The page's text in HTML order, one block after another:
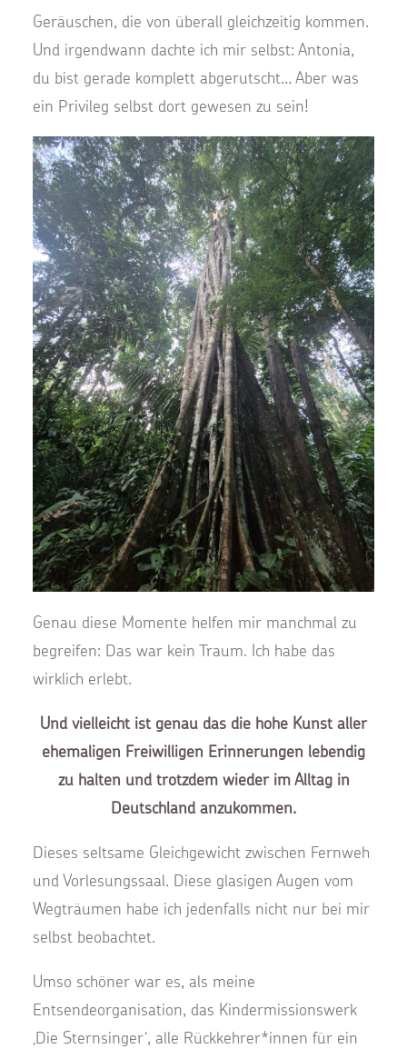
Geräuschen, die von überall gleichzeitig kommen.
Und irgendwann dachte ich mir selbst: Antonia,
du bist gerade komplett abgerutscht… Aber was
ein Privileg selbst dort gewesen zu sein!
Genau diese Momente helfen mir manchmal zu
begreifen: Das war kein Traum. Ich habe das
wirklich erlebt.
Und vielleicht ist genau das die hohe Kunst aller
ehemaligen Freiwilligen Erinnerungen lebendig
zu halten und trotzdem wieder im Alltag in
Deutschland anzukommen.
Dieses seltsame Gleichgewicht zwischen Fernweh
und Vorlesungssaal. Diese glasigen Augen vom
Wegträumen habe ich jedenfalls nicht nur bei mir
selbst beobachtet.
Umso schöner war es, als meine
Entsendeorganisation, das Kindermissionswerk
‚Die Sternsinger‘, alle Rückkehrer*innen für ein